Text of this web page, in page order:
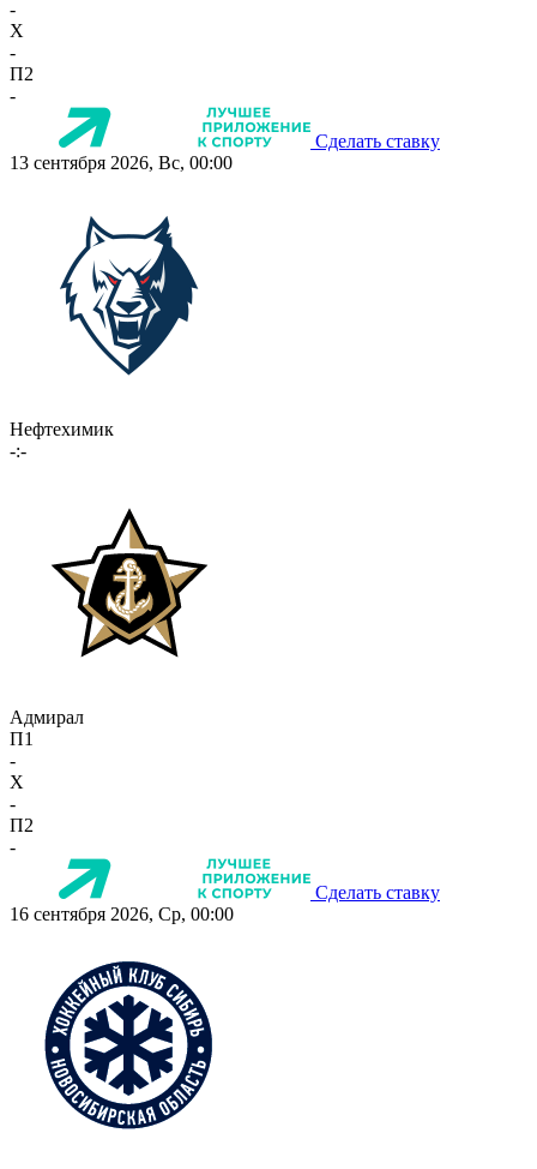
-
X
-
П2
-
Сделать ставку
13 сентября 2026, Вс, 00:00
Нефтехимик
-:-
Адмирал
П1
-
X
-
П2
-
Сделать ставку
16 сентября 2026, Ср, 00:00